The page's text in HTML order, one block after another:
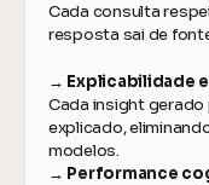
Cada consulta
resposta sai de
→ Explicabilidade
Cada insight
explicado,
modelos.
→ Performance